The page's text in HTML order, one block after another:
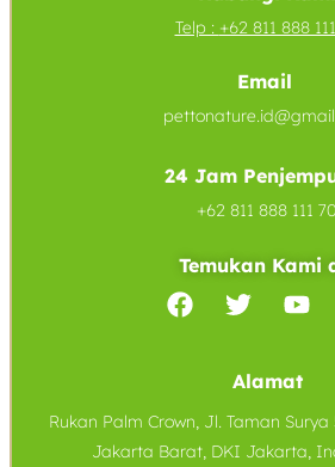
Telp : +62 811 888
Email
24 Jam
+62 811 888 111 70
Temukan Kami
Alamat
Rukan Palm Crown, Jl. Taman
Jakarta Barat, DKI Jakarta,